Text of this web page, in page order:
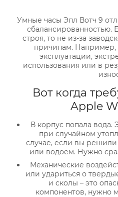
Умные часы Эпл Вотч 9
сбалансированностью.
строя, то не из-за
причинам. Например,
эксплуатации,
использования или в
Вот когда
Apple
В корпус попала вода.
при случайном
случае, если вы
или водоем. Нужно
Механические
или удариться о
и сколы – это
компонентов, нужно